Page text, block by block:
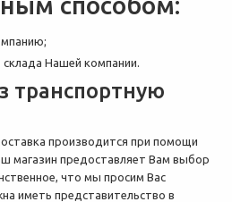
Нашей компании.
транспортную
производится при помощи
магазин предоставляет Вам выбор
что мы просим Вас
иметь представительство в